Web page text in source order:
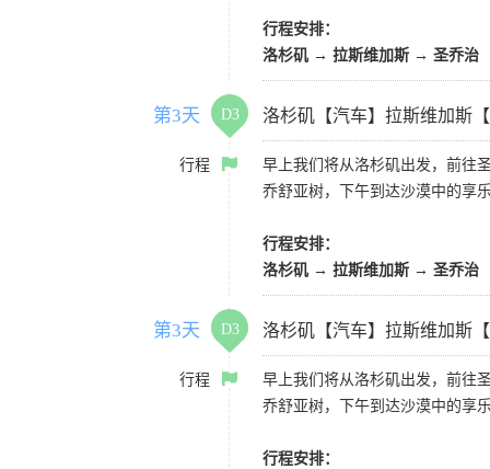
行程安排：
洛杉矶 → 拉斯维加斯 → 圣乔治
第3天 D3 洛杉矶【汽车】拉斯维加斯
行程
早上我们将从洛杉矶出发，前往
乔舒亚树，下午到达沙漠中的享
行程安排：
洛杉矶 → 拉斯维加斯 → 圣乔治
第3天 D3 洛杉矶【汽车】拉斯维加斯
行程
早上我们将从洛杉矶出发，前往
乔舒亚树，下午到达沙漠中的享
行程安排：